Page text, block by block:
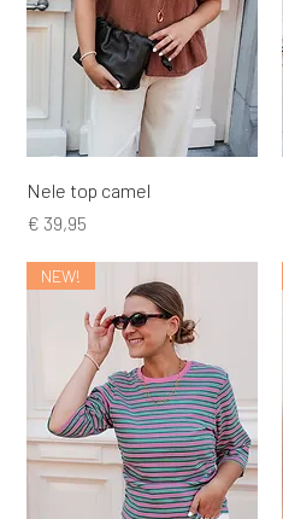
Nele top camel
Prijs
€ 39,95
NEW!